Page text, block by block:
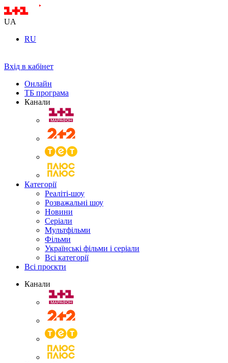
UA
RU
Вхід в кабінет
Онлайн
ТБ програма
Канали
Категорії
Реаліті-шоу
Розважальні шоу
Новини
Серіали
Мультфільми
Фільми
Українські фільми і серіали
Всі категорії
Всі проєкти
Канали